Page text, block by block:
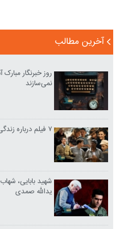
آخرین مطالب
روز خبرنگار مبارک
نمی‌سازند
۷ فیلم درباره زندگی که باید پیش از مرگ ببینید
شهید بابایی،
یدالله صمدی